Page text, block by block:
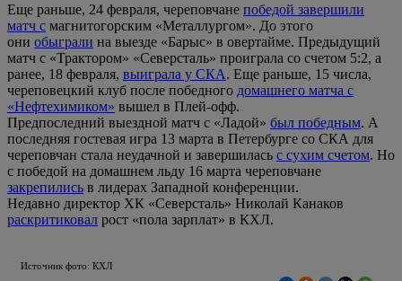
Еще раньше, 24 февраля, череповчане победой завершили
матч с магнитогорским «Металлургом». До этого
они обыграли на выезде «Барыс» в овертайме. Предыдущий
матч с «Трактором» «Северсталь» проиграла со счетом 5:2, а
ранее, 18 февраля, выиграла у СКА. Еще раньше, 15 числа,
череповецкий клуб после победного домашнего матча с
«Нефтехимиком» вышел в Плей-офф.
Предпоследний выездной матч с «Ладой» был победным. А
последняя гостевая игра 13 марта в Петербурге со СКА для
череповчан стала неудачной и завершилась с сухим счетом. Но
с победой на домашнем льду 16 марта череповчане
закрепились в лидерах Западной конференции.
Недавно директор ХК «Северсталь» Николай Канаков
раскритиковал рост «пола зарплат» в КХЛ.
Источник фото: КХЛ